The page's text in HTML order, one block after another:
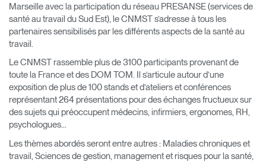
Marseille avec la participation du réseau PRESANSE (services de
santé au travail du Sud Est), le CNMST s’adresse à tous les
partenaires sensibilisés par les différents aspects de la santé au
travail.
Le CNMST rassemble plus de 3100 participants provenant de
toute la France et des DOM TOM. Il s’articule autour d’une
exposition de plus de 100 stands et d’ateliers et conférences
représentant 264 présentations pour des échanges fructueux sur
des sujets qui préoccupent médecins, infirmiers, ergonomes, RH,
psychologues…
Les thèmes abordés seront entre autres : Maladies chroniques et
travail, Sciences de gestion, management et risques pour la santé,